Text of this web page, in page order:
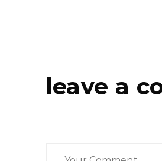
leave a